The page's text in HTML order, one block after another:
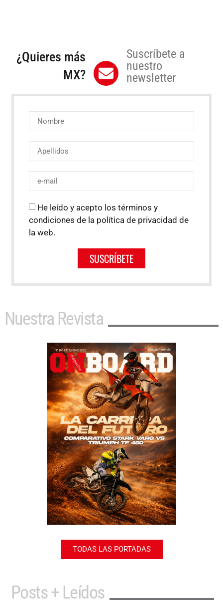
¿Quieres más
MX?
Suscríbete a
nuestro
newsletter
He leído y acepto los términos y
condiciones de la política de privacidad de
la web.
SUSCRÍBETE
Nuestra Revista
TODAS LAS PORTADAS
Posts + Leídos